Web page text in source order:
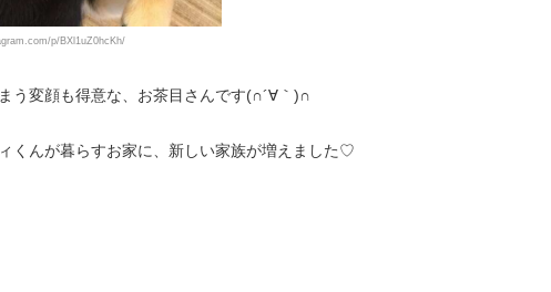
p/BXl1uZ0hcKh/
う変顔も得意な、お茶目さんです(∩´∀｀)∩
くんが暮らすお家に、新しい家族が増えました♡